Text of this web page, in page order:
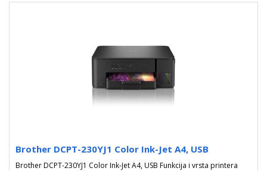
Brother DCPT-230YJ1 Color Ink-Jet A4, USB
Brother DCPT-230YJ1 Color Ink-Jet A4, USB Funkcija i vrsta printera